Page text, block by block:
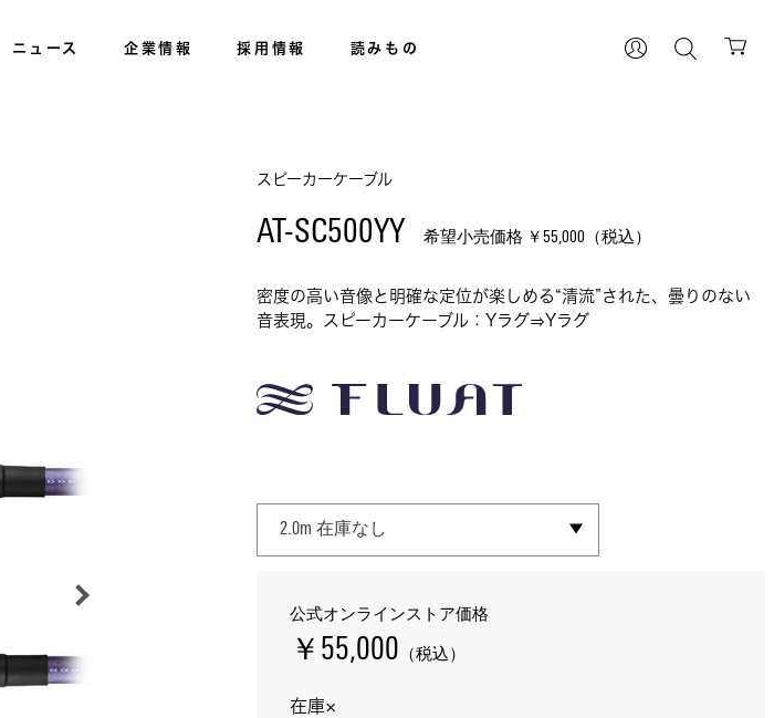
ニュース 企業情報 採用情報 読みもの
スピーカーケーブル
AT-SC500YY 希望小売価格 ￥ 55,000 （税込）
密度の高い音像と明確な定位が楽しめる“清流”された、曇りのない
音表現。スピーカーケーブル：Yラグ⇒Yラグ
SELECT SIZE
2.0m 在庫なし
公式オンラインストア価格
￥55,000 （税込）
在庫×